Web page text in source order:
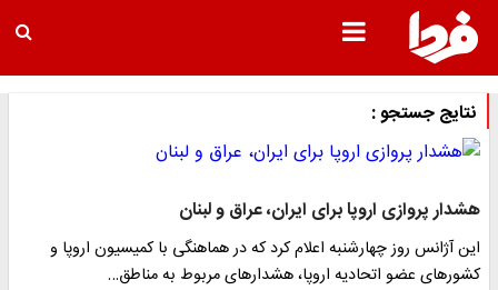
نتایج جستجو :
هشدار پروازی اروپا برای ایران، عراق و لبنان
این آژانس روز چهارشنبه اعلام کرد که در هماهنگی با کمیسیون اروپا و
کشورهای عضو اتحادیه اروپا، هشدارهای مربوط به مناطق…